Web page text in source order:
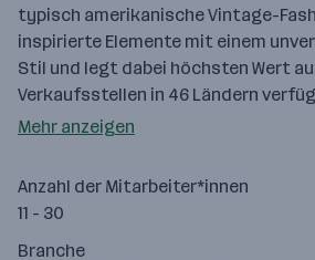
typisch amerikanische Vintage-
inspirierte Elemente mit einem
Stil und legt dabei höchsten Wert
Verkaufsstellen in 46 Ländern
Mehr anzeigen
Anzahl der Mitarbeiter*innen
11 - 30
Branche